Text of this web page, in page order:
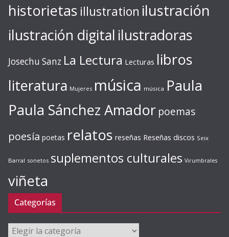
historietas illustration ilustración
ilustración digital ilustradoras
Josechu Sanz La Lectura Lecturas libros
literatura Mujeres música música Paula
Paula Sánchez Amador poemas
poesía poetas relatos reseñas Reseñas discos Seix
Barral sonetos suplementos culturales Virumbrales
viñeta
Categorías
Categorías